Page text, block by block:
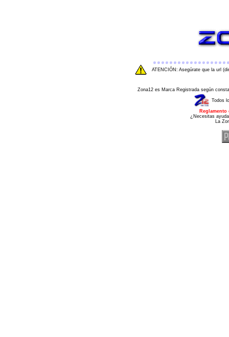
ATENCIÓN: Asegúrate que la url
Zona12 es Marca Registrada según
Todos
¿Necesitas
La